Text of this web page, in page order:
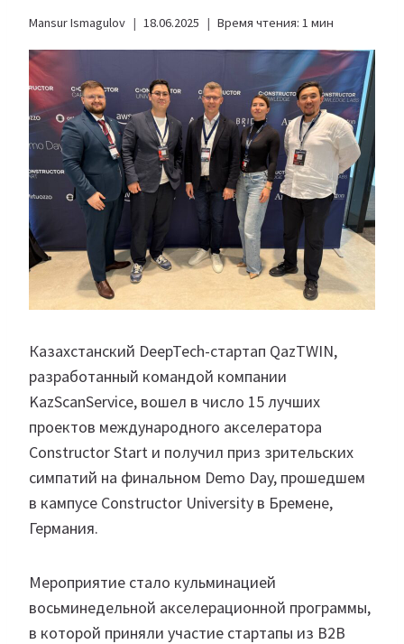
Mansur Ismagulov 18.06.2025 Время чтения: 1 мин
Казахстанский DeepTech-стартап QazTWIN,
разработанный командой компании
KazScanService, вошел в число 15 лучших
проектов международного акселератора
Constructor Start и получил приз зрительских
симпатий на финальном Demo Day, прошедшем
в кампусе Constructor University в Бремене,
Германия.
Мероприятие стало кульминацией
восьминедельной акселерационной программы,
в которой приняли участие стартапы из B2B